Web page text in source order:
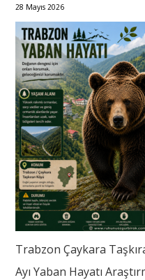
28 Mayıs 2026
Trabzon Çaykara
Ayı Yaban Hayatı